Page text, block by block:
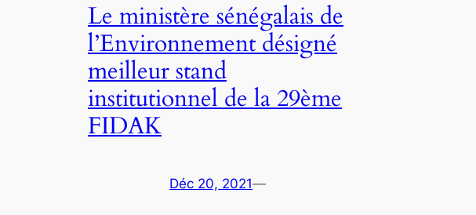
Le ministère sénégalais de
l’Environnement désigné
meilleur stand
institutionnel de la 29ème
FIDAK
Déc 20, 2021—